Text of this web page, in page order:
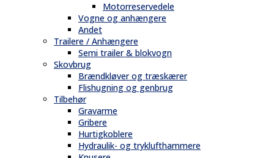
Motorreservedele
Vogne og anhængere
Andet
Trailere / Anhængere
Semi trailer & blokvogn
Skovbrug
Brændkløver og træskærer
Flishugning og genbrug
Tilbehør
Gravarme
Gribere
Hurtigkoblere
Hydraulik- og tryklufthammere